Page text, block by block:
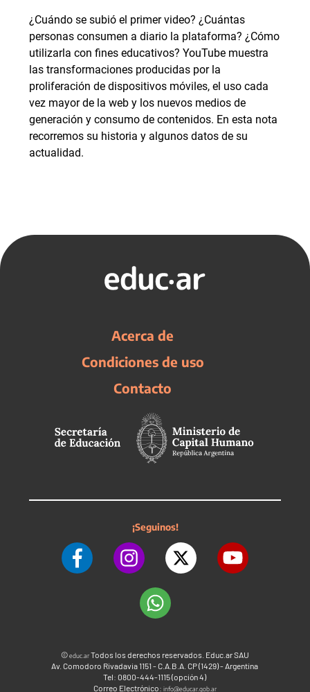
¿Cuándo se subió el primer video? ¿Cuántas
personas consumen a diario la plataforma? ¿Cómo
utilizarla con fines educativos? YouTube muestra
las transformaciones producidas por la
proliferación de dispositivos móviles, el uso cada
vez mayor de la web y los nuevos medios de
generación y consumo de contenidos. En esta nota
recorremos su historia y algunos datos de su
actualidad.
Acerca de
Condiciones de uso
Contacto
¡Seguinos!
©educ.arTodos los derechos reservados. Educ.ar SAU
Av. Comodoro Rivadavia 1151 - C.A.B.A. CP (1429) - Argentina
Tel: 0800-444-1115 (opción 4)
Correo Electrónico: info@educar.gob.ar